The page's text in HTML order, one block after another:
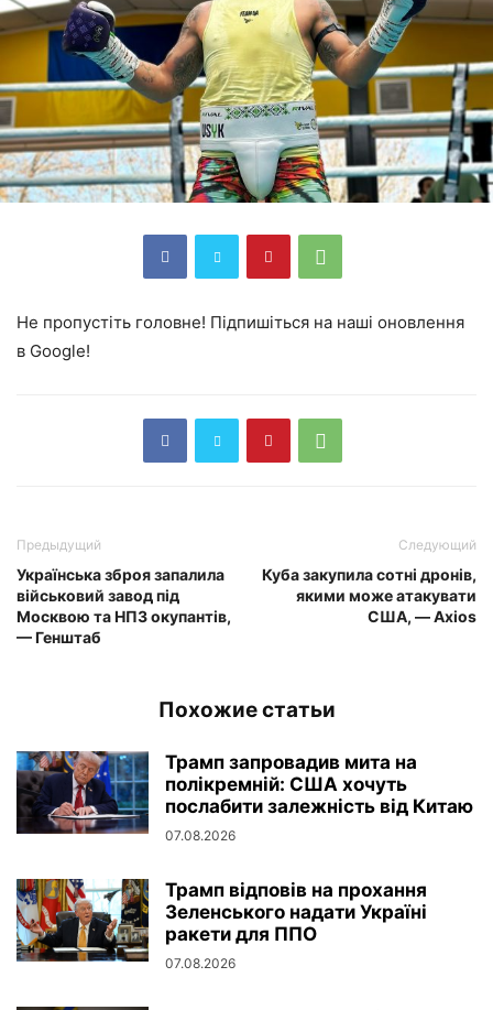
Не пропустіть головне! Підпишіться на наші оновлення
в Google!
Предыдущий
Українська зброя запалила
військовий завод під
Москвою та НПЗ окупантів,
— Генштаб
Следующий
Куба закупила сотні дронів,
якими може атакувати
США, — Axios
Похожие статьи
Трамп запровадив мита на
полікремній: США хочуть
послабити залежність від Китаю
07.08.2026
Трамп відповів на прохання
Зеленського надати Україні
ракети для ППО
07.08.2026